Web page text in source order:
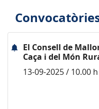
El Consell de
Caça i del Món
13-09-2025 / 10.00 h